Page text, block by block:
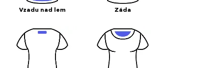
Vzadu nad lem Záda